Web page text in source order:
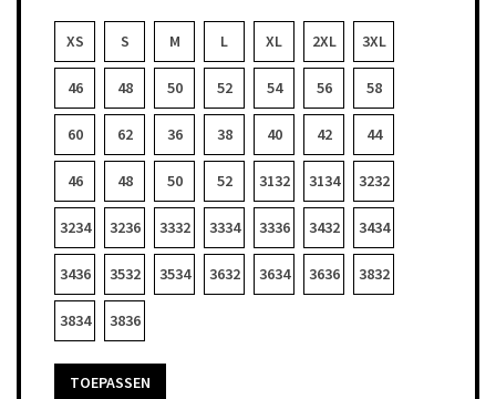
XS S M L XL 2XL 3XL
46 48 50 52 54 56 58
60 62 36 38 40 42 44
46 48 50 52 3132 3134 3232
3234 3236 3332 3334 3336 3432 3434
3436 3532 3534 3632 3634 3636 3832
3834 3836
TOEPASSEN